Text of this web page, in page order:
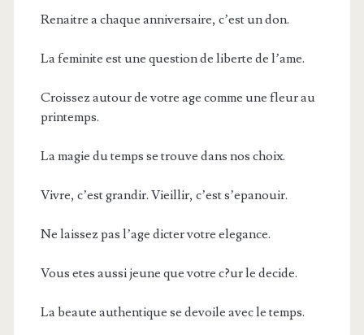
Renaitre a chaque anniversaire, c’est un don.
La feminite est une question de liberte de l’ame.
Croissez autour de votre age comme une fleur au
printemps.
La magie du temps se trouve dans nos choix.
Vivre, c’est grandir. Vieillir, c’est s’epanouir.
Ne laissez pas l’age dicter votre elegance.
Vous etes aussi jeune que votre c?ur le decide.
La beaute authentique se devoile avec le temps.